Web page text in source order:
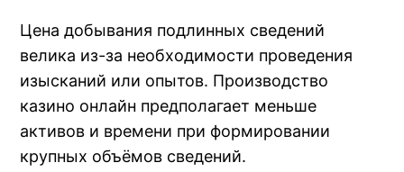
Цена добывания подлинных сведений
велика из-за необходимости проведения
изысканий или опытов. Производство
казино онлайн предполагает меньше
активов и времени при формировании
крупных объёмов сведений.